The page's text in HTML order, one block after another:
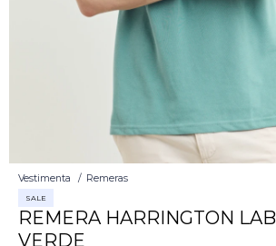
Vestimenta Remeras
SALE
REMERA HARRINGTON
VERDE